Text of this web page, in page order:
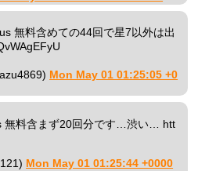
無料含めての44回で星7以外は出
Mon May 01 01:25:05 +0
無料含まず20回分です…渋い… htt
Mon May 01 01:25:44 +0000